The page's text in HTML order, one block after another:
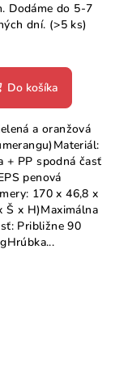
Dodáme do 5-7
dní. (>5 ks)
Do košíka
a oranžová
+ PP spodná časť
penová
170 x 46,8 x
Š x H)Maximálna
Približne 90